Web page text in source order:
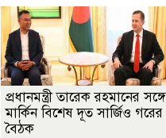
প্রধানমন্ত্রী তারেক রহমানের সঙ্গে
মার্কিন বিশেষ দূত সার্জিও গরের
বৈঠক